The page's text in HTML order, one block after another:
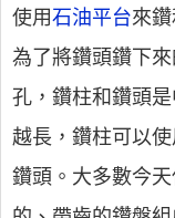
使用石油平台來鑽
為了將鑽頭鑽下
孔，鑽柱和鑽頭
越長，鑽柱可以
鑽頭。大多數今